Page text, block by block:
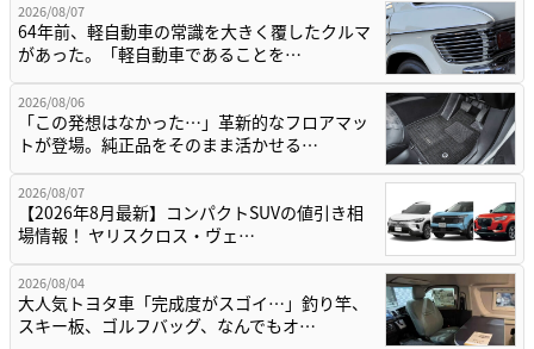
2026/08/07
64年前、軽自動車の常識を大きく覆したクルマ
があった。「軽自動車であることを…
2026/08/06
「この発想はなかった…」革新的なフロアマッ
トが登場。純正品をそのまま活かせる…
2026/08/07
【2026年8月最新】コンパクトSUVの値引き相
場情報！ ヤリスクロス・ヴェ…
2026/08/04
大人気トヨタ車「完成度がスゴイ…」釣り竿、
スキー板、ゴルフバッグ、なんでもオ…